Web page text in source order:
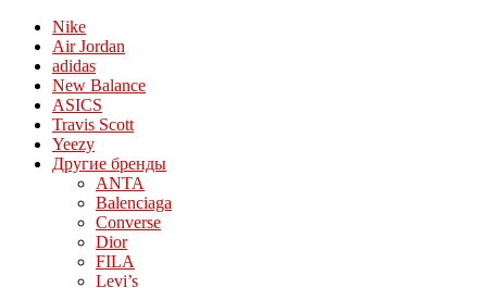
Nike
Air Jordan
adidas
New Balance
ASICS
Travis Scott
Yeezy
Другие бренды
ANTA
Balenciaga
Converse
Dior
FILA
Levi’s